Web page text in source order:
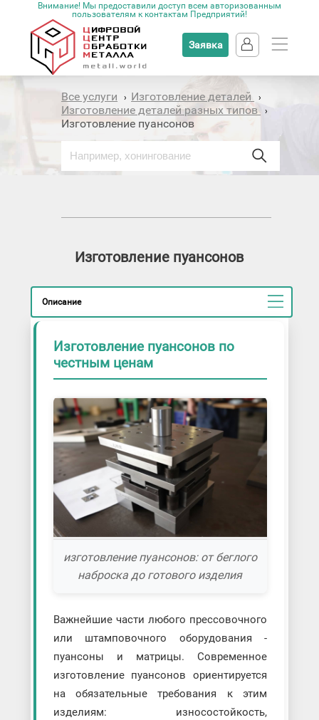
Внимание! Мы предоставили доступ всем авторизованным
пользователям к контактам Предприятий!
Заявка
Все услуги › Изготовление деталей ›
Изготовление деталей разных типов ›
Изготовление пуансонов
Изготовление пуансонов
Описание
Изготовление пуансонов по
честным ценам
изготовление пуансонов: от беглого
наброска до готового изделия
Важнейшие части любого прессовочного
или штамповочного оборудования -
пуансоны и матрицы. Современное
изготовление пуансонов ориентируется
на обязательные требования к этим
изделиям: износостойкость,